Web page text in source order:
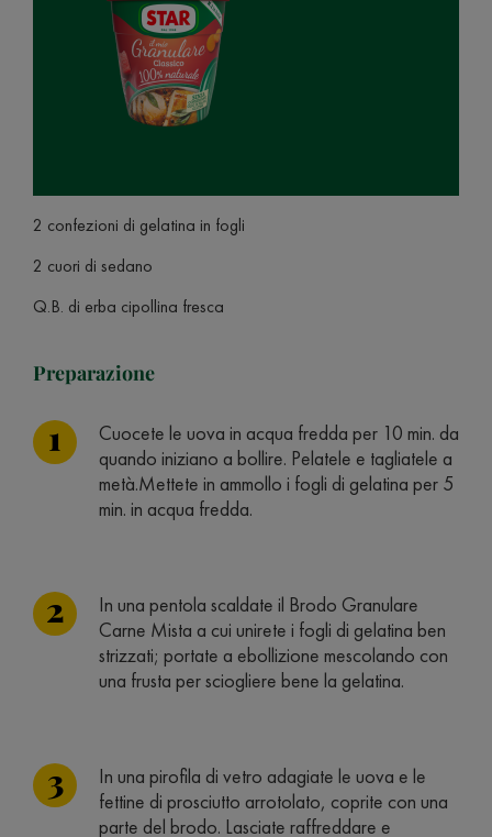
2 confezioni di gelatina in fogli
2 cuori di sedano
Q.B. di erba cipollina fresca
Preparazione
Cuocete le uova in acqua fredda per 10 min. da
quando iniziano a bollire. Pelatele e tagliatele a
metà.Mettete in ammollo i fogli di gelatina per 5
min. in acqua fredda.
In una pentola scaldate il Brodo Granulare
Carne Mista a cui unirete i fogli di gelatina ben
strizzati; portate a ebollizione mescolando con
una frusta per sciogliere bene la gelatina.
In una pirofila di vetro adagiate le uova e le
fettine di prosciutto arrotolato, coprite con una
parte del brodo. Lasciate raffreddare e